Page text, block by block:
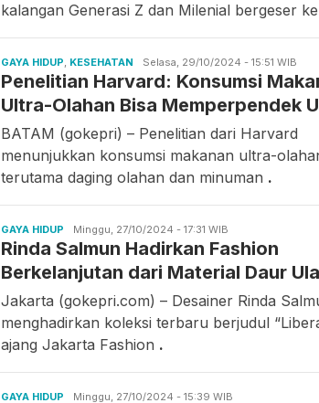
kalangan Generasi Z dan Milenial bergeser
GAYA HIDUP, KESEHATAN Candra
Gunawan
Selasa, 29/10/2024 - 15:51 WIB
Penelitian Harvard: Konsumsi
Ultra-Olahan Bisa Memperpendek
BATAM (gokepri) – Penelitian dari Harvard
menunjukkan konsumsi makanan ultra-
terutama daging olahan dan minuman .
GAYA HIDUP Asrul
Rahmawati
Minggu, 27/10/2024 - 17:31 WIB
Rinda Salmun Hadirkan Fashion
Berkelanjutan dari Material Daur
Jakarta (gokepri.com) – Desainer Rinda
menghadirkan koleksi terbaru berjudul
ajang Jakarta Fashion .
GAYA HIDUP Asrul
Minggu, 27/10/2024 - 15:39 WIB